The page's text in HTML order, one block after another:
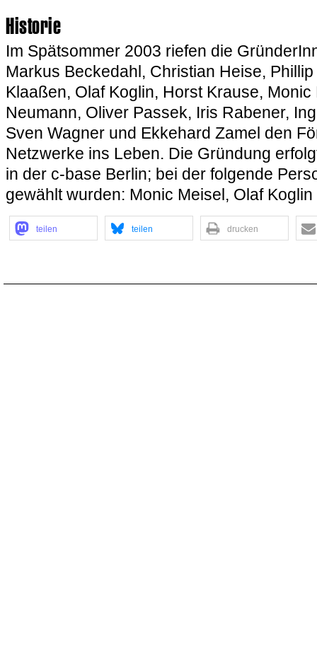
Historie
Im Spätsommer 2003 riefen die
Markus Beckedahl, Christian Heise,
Klaaßen, Olaf Koglin, Horst Krause,
Neumann, Oliver Passek, Iris Rabener,
Sven Wagner und Ekkehard Zamel den
Netzwerke ins Leben. Die Gründung
in der c-base Berlin; bei der folgende
gewählt wurden: Monic Meisel, Olaf
teilen teilen drucken